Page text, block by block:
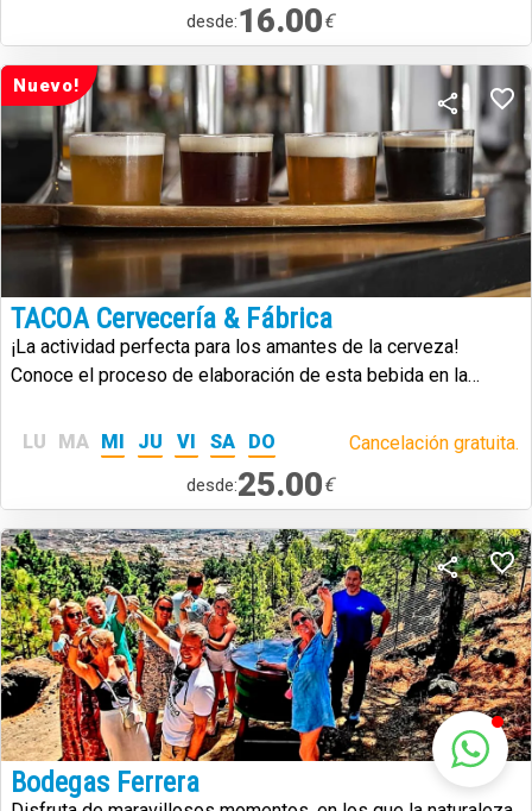
desde:16.00€
Nuevo!
TACOA Cervecería & Fábrica
¡La actividad perfecta para los amantes de la cerveza!
Conoce el proceso de elaboración de esta bebida en la
LU
MA MI JU VI SA DO Cancelación gratuita.
desde:25.00€
Bodegas Ferrera